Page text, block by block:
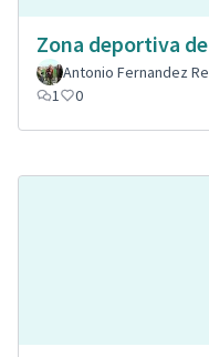
Zona deportiva
Antonio Fernandez
1
0